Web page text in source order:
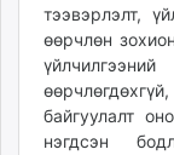
isee.mn
mglradio.com
fact.mn
itoim.mn
тээвэрлэлт,
өөрчлөн
байгуулалт
нэгдсэн